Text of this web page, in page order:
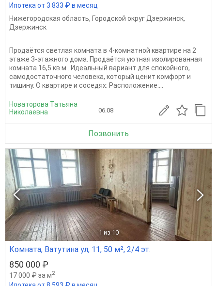
Ипотека от 3 833 ₽ в месяц
Нижегородская область, Городской округ Дзержинск,
Дзержинск
Продаётся светлая комната в 4-комнатной квартире на 2
этаже 3-этажного дома. Продаётся уютная изолированная
комната 16,5 кв.м.. Идеальный вариант для спокойного,
самодостаточного человека, который ценит комфорт и
тишину. О квартире и соседях: Расположение:...
Новаторова Татьяна
Николаевна
06.08
Позвонить
1 из 10
Комната, Ватутина ул, 11, 50 м², 2/4 эт.
850 000 ₽
17 000 ₽ за м2